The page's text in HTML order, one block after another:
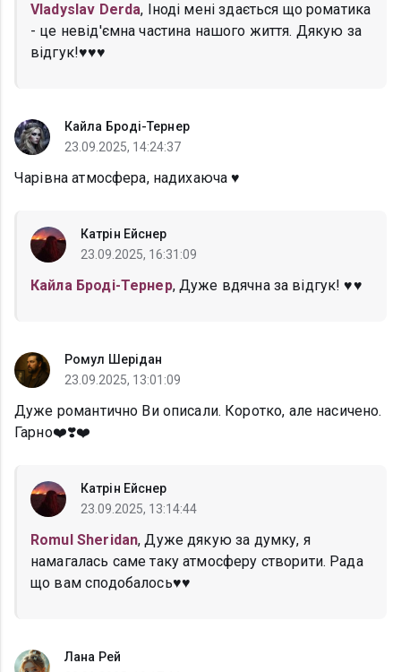
Vladyslav Derda, Іноді мені здається що роматика
- це невід'ємна частина нашого життя. Дякую за
відгук!♥️♥️♥️
Кайла Броді-Тернер
23.09.2025, 14:24:37
Чарівна атмосфера, надихаюча ♥️
Катрін Ейснер
23.09.2025, 16:31:09
Кайла Броді-Тернер, Дуже вдячна за відгук! ♥️♥️
Ромул Шерідан
23.09.2025, 13:01:09
Дуже романтично Ви описали. Коротко, але насичено.
Гарно❤️❣️❤️
Катрін Ейснер
23.09.2025, 13:14:44
Romul Sheridan, Дуже дякую за думку, я
намагалась саме таку атмосферу створити. Рада
що вам сподобалось♥️♥️
Лана Рей